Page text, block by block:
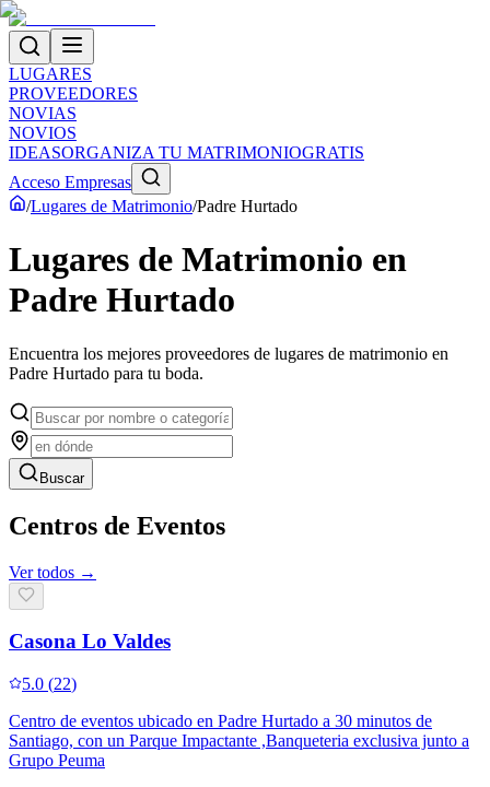
LUGARES
PROVEEDORES
NOVIAS
NOVIOS
IDEASORGANIZA TU MATRIMONIOGRATIS
Acceso Empresas
/Lugares de Matrimonio/Padre Hurtado
Lugares de Matrimonio en
Padre Hurtado
Encuentra los mejores proveedores de lugares de matrimonio en
Padre Hurtado para tu boda.
Buscar
Centros de Eventos
Ver todos →
Casona Lo Valdes
5.0 (22)
Centro de eventos ubicado en Padre Hurtado a 30 minutos de
Santiago, con un Parque Impactante ,Banqueteria exclusiva junto a
Grupo Peuma